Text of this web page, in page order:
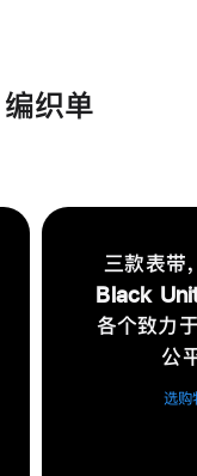
织单
三款表带
Black
各个致力
公
选购